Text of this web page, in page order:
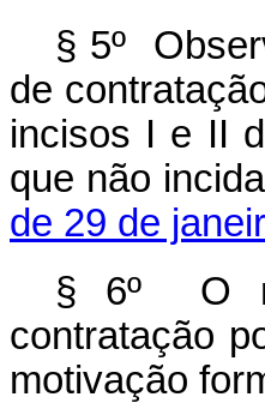
§ 5º
de
incisos I e II
que não
de 29 de
§ 6º O
contratação
motivação